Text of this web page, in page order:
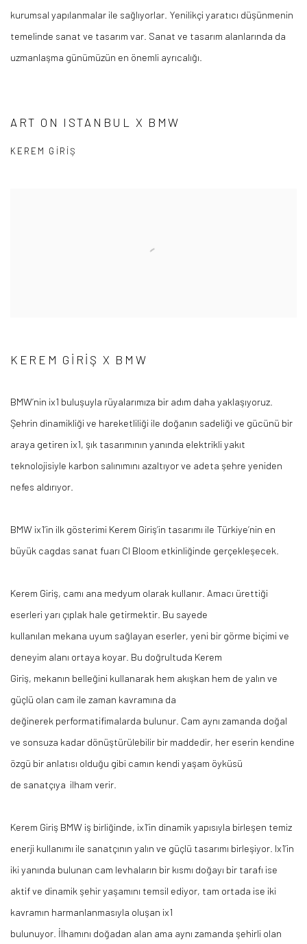
kurumsal yapılanmalar ile sağlıyorlar. Yenilikçi yaratıcı düşünmenin
temelinde sanat ve tasarım var. Sanat ve tasarım alanlarında da
uzmanlaşma günümüzün en önemli ayrıcalığı.
ART ON ISTANBUL X BMW
KEREM GIRIŞ
KEREM GIRIŞ X BMW
BMW’nin ix1 buluşuyla rüyalarımıza bir adım daha yaklaşıyoruz.
Şehrin dinamikliği ve hareketliliği ile doğanın sadeliği ve gücünü bir
araya getiren ix1, şık tasarımının yanında elektrikli yakıt
teknolojisiyle karbon salınımını azaltıyor ve adeta şehre yeniden
nefes aldırıyor.
BMW ix1’in ilk gösterimi Kerem Giriş’in tasarımı ile Türkiye’nin en
büyük cagdas sanat fuarı CI Bloom etkinliğinde gerçekleşecek.
Kerem Giriş, camı ana medyum olarak kullanır. Amacı ürettiği
eserleri yarı çıplak hale getirmektir. Bu sayede
kullanılan mekana uyum sağlayan eserler, yeni bir görme biçimi ve
deneyim alanı ortaya koyar. Bu doğrultuda Kerem
Giriş, mekanın belleğini kullanarak hem akışkan hem de yalın ve
güçlü olan cam ile zaman kavramına da
değinerek performatifimalarda bulunur. Cam aynı zamanda doğal
ve sonsuza kadar dönüştürülebilir bir maddedir, her eserin kendine
özgü bir anlatısı olduğu gibi camın kendi yaşam öyküsü
de sanatçıya ilham verir.
Kerem Giriş BMW iş birliğinde, ix1’in dinamik yapısıyla birleşen temiz
enerji kullanımı ile sanatçının yalın ve güçlü tasarımı birleşiyor. Ix1’in
iki yanında bulunan cam levhaların bir kısmı doğayı bir tarafı ise
aktif ve dinamik şehiryaşamını temsil ediyor, tam ortada ise iki
kavramın harmanlanmasıyla oluşan ix1
bulunuyor. İlhamını doğadan alan ama aynı zamanda şehirli olan